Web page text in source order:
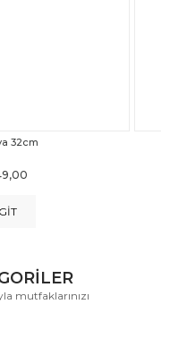
30cm
mutfaklarınızı